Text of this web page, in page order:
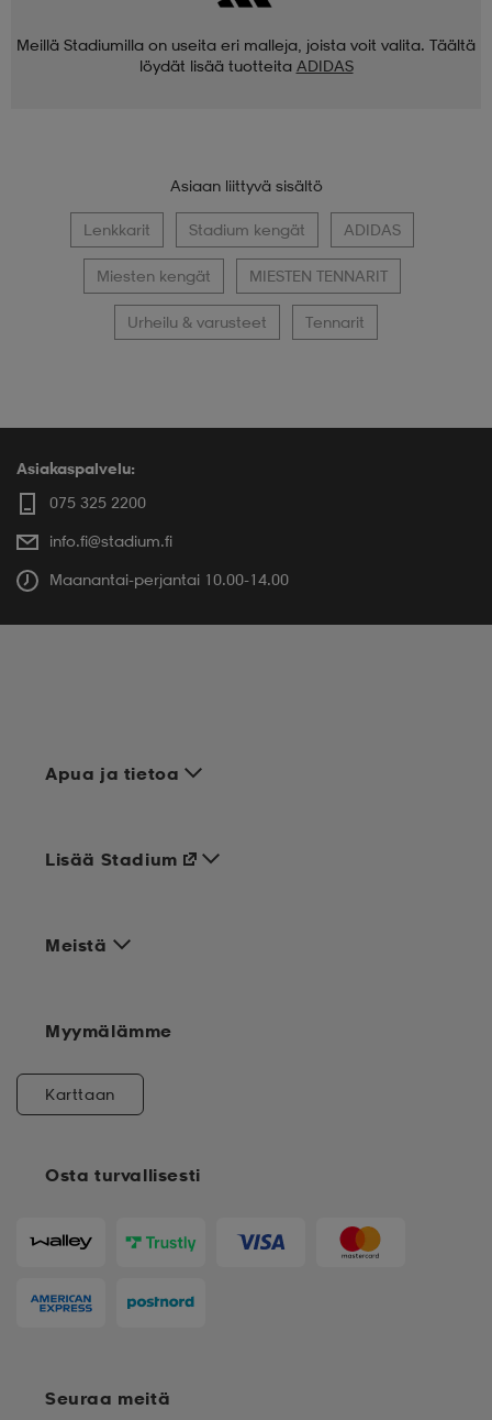
Meillä Stadiumilla on useita eri malleja, joista voit valita. Täältä
löydät lisää tuotteita ADIDAS
Asiaan liittyvä sisältö
Lenkkarit Stadium kengät ADIDAS
Miesten kengät MIESTEN TENNARIT
Urheilu & varusteet Tennarit
Asiakaspalvelu:
075 325 2200
info.fi@stadium.fi
Maanantai-perjantai 10.00-14.00
Apua ja tietoa
Meistä
Osta turvallisesti
Lisää Stadium
Myymälämme
Karttaan
Seuraa meitä